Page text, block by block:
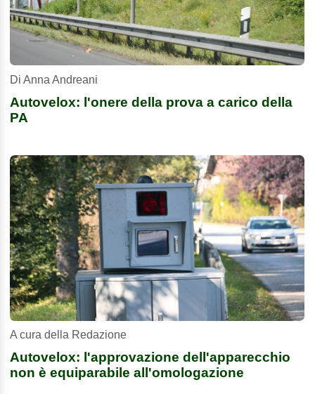
Di Anna Andreani
Autovelox: l'onere della prova a carico della
PA
A cura della Redazione
Autovelox: l'approvazione dell'apparecchio
non è equiparabile all'omologazione